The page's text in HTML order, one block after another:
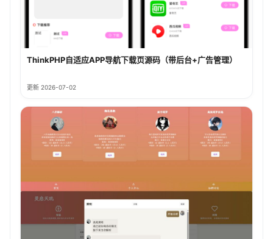
ThinkPHP自适应APP导航下载页源码（带后台+广告管理）
更新 2026-07-02